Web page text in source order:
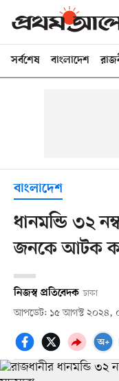
সর্বশেষ বাংলাদেশ
বাংলাদেশ
ধানমন্ডি ৩২
জনকে আটক
নিজস্ব প্রতিবেদক ঢাকা
আপডেট: ১৫ আগস্ট ২০২৪,